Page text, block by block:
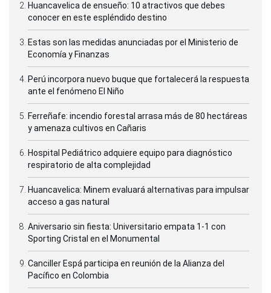
Huancavelica de ensueño: 10 atractivos que debes
conocer en este espléndido destino
Estas son las medidas anunciadas por el Ministerio de
Economía y Finanzas
Perú incorpora nuevo buque que fortalecerá la respuesta
ante el fenómeno El Niño
Ferreñafe: incendio forestal arrasa más de 80 hectáreas
y amenaza cultivos en Cañaris
Hospital Pediátrico adquiere equipo para diagnóstico
respiratorio de alta complejidad
Huancavelica: Minem evaluará alternativas para impulsar
acceso a gas natural
Aniversario sin fiesta: Universitario empata 1-1 con
Sporting Cristal en el Monumental
Canciller Espá participa en reunión de la Alianza del
Pacífico en Colombia